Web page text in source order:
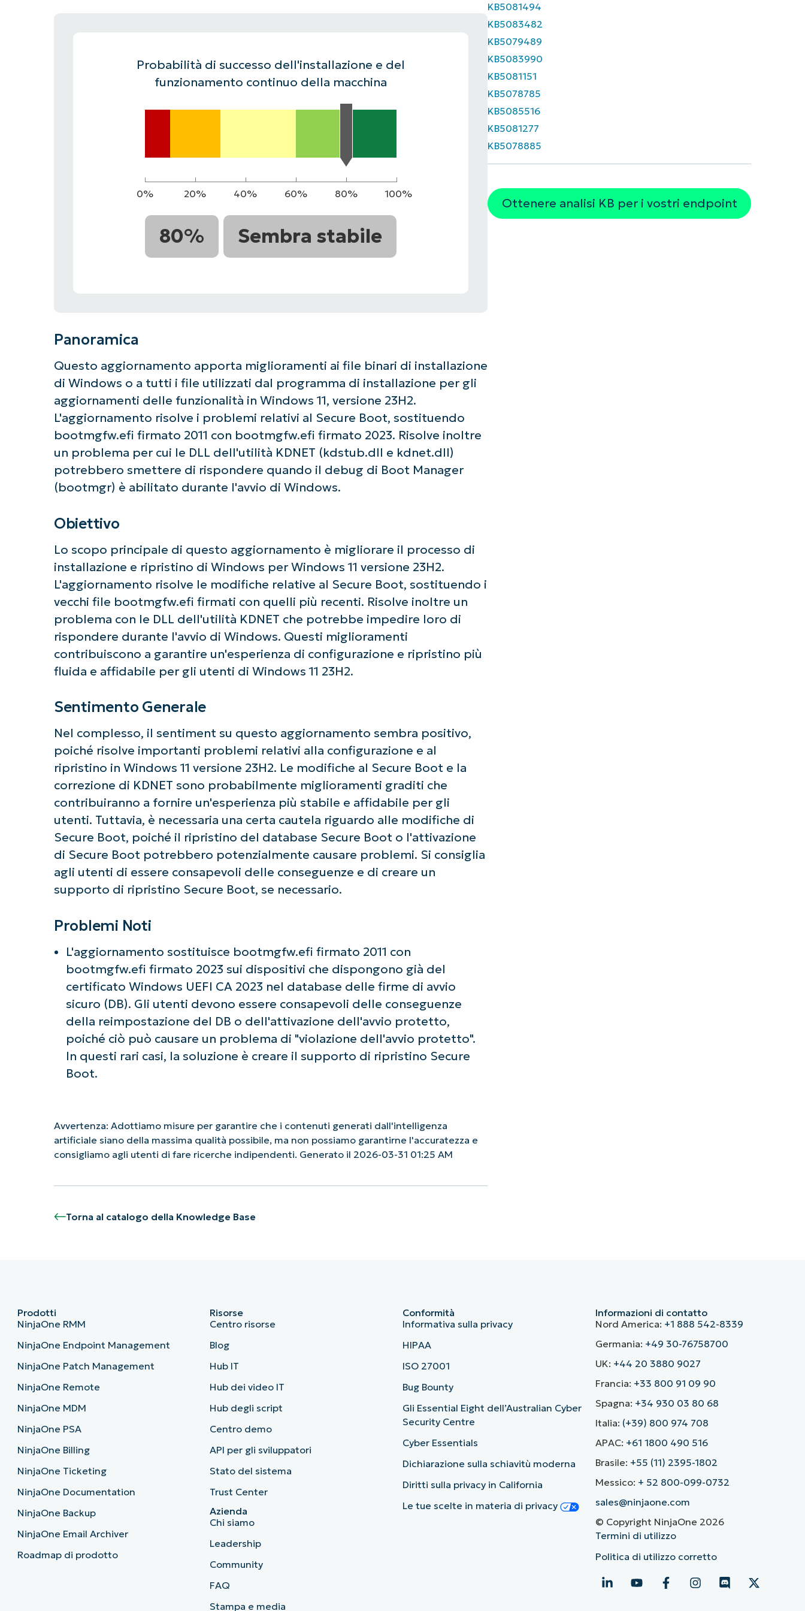
Probabilità di successo dell'installazione e del
funzionamento continuo della macchina
0% 20% 40% 60% 80% 100%
80% Sembra stabile
Panoramica
Questo aggiornamento apporta miglioramenti ai file binari di installazione
di Windows o a tutti i file utilizzati dal programma di installazione per gli
aggiornamenti delle funzionalità in Windows 11, versione 23H2.
L'aggiornamento risolve i problemi relativi al Secure Boot, sostituendo
bootmgfw.efi firmato 2011 con bootmgfw.efi firmato 2023. Risolve inoltre
un problema per cui le DLL dell'utilità KDNET (kdstub.dll e kdnet.dll)
potrebbero smettere di rispondere quando il debug di Boot Manager
(bootmgr) è abilitato durante l'avvio di Windows.
Obiettivo
Lo scopo principale di questo aggiornamento è migliorare il processo di
installazione e ripristino di Windows per Windows 11 versione 23H2.
L'aggiornamento risolve le modifiche relative al Secure Boot, sostituendo i
vecchi file bootmgfw.efi firmati con quelli più recenti. Risolve inoltre un
problema con le DLL dell'utilità KDNET che potrebbe impedire loro di
rispondere durante l'avvio di Windows. Questi miglioramenti
contribuiscono a garantire un'esperienza di configurazione e ripristino più
fluida e affidabile per gli utenti di Windows 11 23H2.
Sentimento Generale
Nel complesso, il sentiment su questo aggiornamento sembra positivo,
poiché risolve importanti problemi relativi alla configurazione e al
ripristino in Windows 11 versione 23H2. Le modifiche al Secure Boot e la
correzione di KDNET sono probabilmente miglioramenti graditi che
contribuiranno a fornire un'esperienza più stabile e affidabile per gli
utenti. Tuttavia, è necessaria una certa cautela riguardo alle modifiche di
Secure Boot, poiché il ripristino del database Secure Boot o l'attivazione
di Secure Boot potrebbero potenzialmente causare problemi. Si consiglia
agli utenti di essere consapevoli delle conseguenze e di creare un
supporto di ripristino Secure Boot, se necessario.
Problemi Noti
L'aggiornamento sostituisce bootmgfw.efi firmato 2011 con
bootmgfw.efi firmato 2023 sui dispositivi che dispongono già del
certificato Windows UEFI CA 2023 nel database delle firme di avvio
sicuro (DB). Gli utenti devono essere consapevoli delle conseguenze
della reimpostazione del DB o dell'attivazione dell'avvio protetto,
poiché ciò può causare un problema di "violazione dell'avvio protetto".
In questi rari casi, la soluzione è creare il supporto di ripristino Secure
Boot.
Avvertenza: Adottiamo misure per garantire che i contenuti generati dall'intelligenza
artificiale siano della massima qualità possibile, ma non possiamo garantirne l'accuratezza e
consigliamo agli utenti di fare ricerche indipendenti. Generato il 2026-03-31 01:25 AM
Torna al catalogo della Knowledge Base
KB5081494
KB5083482
KB5079489
KB5083990
KB5081151
KB5078785
KB5085516
KB5081277
KB5078885
Ottenere analisi KB per i vostri endpoint
Iniziate con le analisi KB guidate dall'AI di NinjaOne!
Non è richiesta alcuna carta di credito e si ha accesso completo a tutte le funzionalità.
First
Phone
Paese
Company
name*
Prodotti
NinjaOne RMM
NinjaOne Endpoint Management
NinjaOne Patch Management
NinjaOne Remote
NinjaOne MDM
NinjaOne PSA
NinjaOne Billing
NinjaOne Ticketing
NinjaOne Documentation
NinjaOne Backup
NinjaOne Email Archiver
Roadmap di prodotto
Risorse
Centro risorse
Blog
Hub IT
Hub dei video IT
Hub degli script
Centro demo
API per gli sviluppatori
Stato del sistema
Trust Center
Azienda
Chi siamo
Leadership
Community
FAQ
Stampa e media
Conformità
Informativa sulla privacy
HIPAA
ISO 27001
Bug Bounty
Gli Essential Eight dell’Australian Cyber
Security Centre
Cyber Essentials
Dichiarazione sulla schiavitù moderna
Diritti sulla privacy in California
Le tue scelte in materia di privacy
Informazioni di contatto
Nord America: +1 888 542-8339
Germania: +49 30-76758700
UK: +44 20 3880 9027
Francia: +33 800 91 09 90
Spagna: +34 930 03 80 68
Italia: (+39) 800 974 708
APAC: +61 1800 490 516
Brasile: +55 (11) 2395-1802
Messico: + 52 800-099-0732
sales@ninjaone.com
© Copyright NinjaOne 2026
Termini di utilizzo
Politica di utilizzo corretto